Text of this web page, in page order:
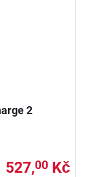
2
527,00 Kč